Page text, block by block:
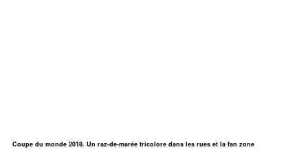
Coupe du monde 2018. Un raz-de-marée tricolore dans les rues et la fan zone